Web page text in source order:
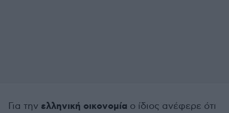
Για την ελληνική οικονομία ο ίδιος ανέφερε ότι